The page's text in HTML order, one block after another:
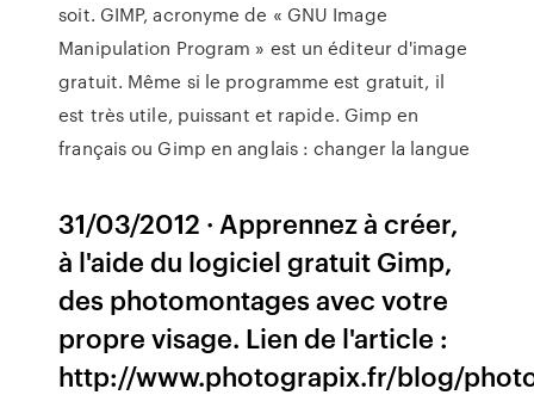
soit. GIMP, acronyme de « GNU Image
Manipulation Program » est un éditeur d'image
gratuit. Même si le programme est gratuit, il
est très utile, puissant et rapide. Gimp en
français ou Gimp en anglais : changer la langue
31/03/2012 · Apprennez à créer,
à l'aide du logiciel gratuit Gimp,
des photomontages avec votre
propre visage. Lien de l'article :
http://www.photograpix.fr/blog/